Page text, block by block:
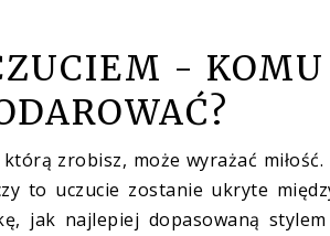
- KOMU
zrobisz, może wyrażać
to uczucie zostanie ukryte
jak najlepiej dopasowaną